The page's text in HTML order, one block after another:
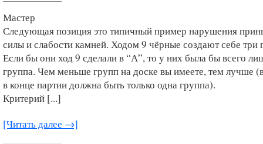
Мастер
Следующая позиция это типичный пример нарушения
силы и слабости камней. Ходом 9 чёрные создают себе три
Если бы они ход 9 сделали в “А”, то у них была бы всего
группа. Чем меньше групп на доске вы имеете, тем лучше
в конце партии должна быть только одна группа).
Критерий [...]
[Читать далее →]